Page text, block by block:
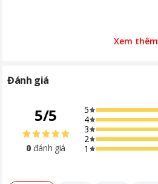
Xem thêm
Đánh giá
5/5
0 đánh giá
5
4
3
2
1